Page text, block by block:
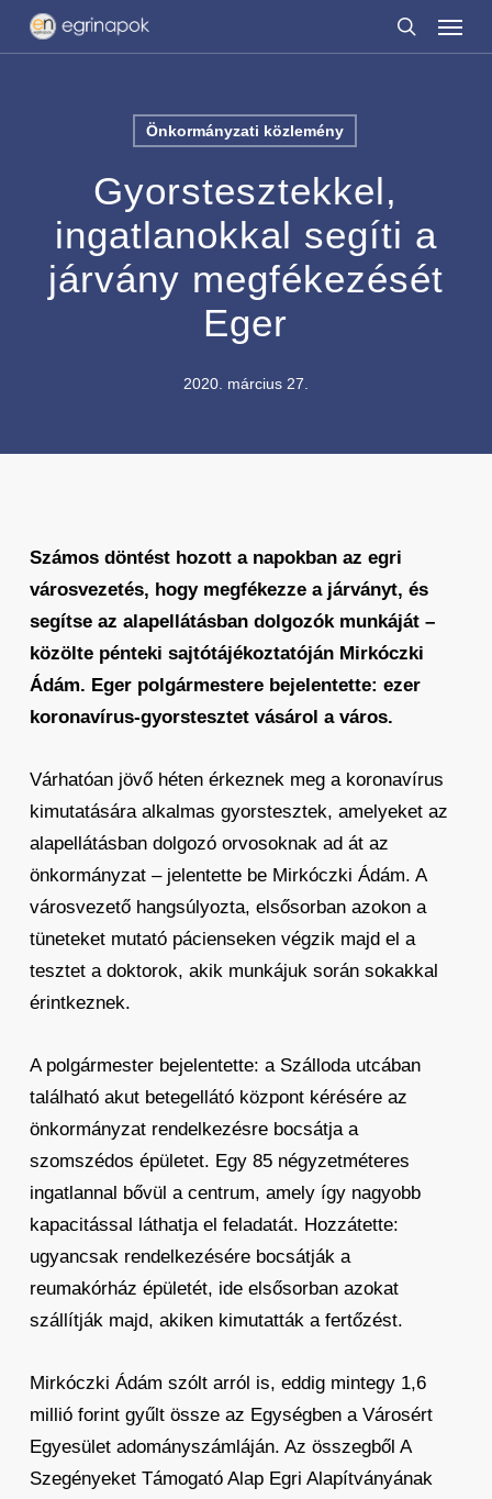
Skip
search
Menu
Önkormányzati közlemény
Gyorstesztekkel,
ingatlanokkal segíti a
járvány megfékezését
Eger
2020. március 27.
Számos döntést hozott a napokban az egri
városvezetés, hogy megfékezze a járványt, és
segítse az alapellátásban dolgozók munkáját –
közölte pénteki sajtótájékoztatóján Mirkóczki
Ádám. Eger polgármestere bejelentette: ezer
koronavírus-gyorstesztet vásárol a város.
Várhatóan jövő héten érkeznek meg a koronavírus
kimutatására alkalmas gyorstesztek, amelyeket az
alapellátásban dolgozó orvosoknak ad át az
önkormányzat – jelentette be Mirkóczki Ádám. A
városvezető hangsúlyozta, elsősorban azokon a
tüneteket mutató pácienseken végzik majd el a
tesztet a doktorok, akik munkájuk során sokakkal
érintkeznek.
A polgármester bejelentette: a Szálloda utcában
található akut betegellátó központ kérésére az
önkormányzat rendelkezésre bocsátja a
szomszédos épületet. Egy 85 négyzetméteres
ingatlannal bővül a centrum, amely így nagyobb
kapacitással láthatja el feladatát. Hozzátette:
ugyancsak rendelkezésére bocsátják a
reumakórház épületét, ide elsősorban azokat
szállítják majd, akiken kimutatták a fertőzést.
Mirkóczki Ádám szólt arról is, eddig mintegy 1,6
millió forint gyűlt össze az Egységben a Városért
Egyesület adományszámláján. Az összegből A
Szegényeket Támogató Alap Egri Alapítványának